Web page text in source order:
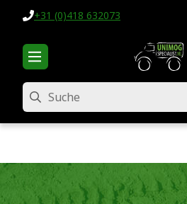
+31 (0)418 632073
Suche